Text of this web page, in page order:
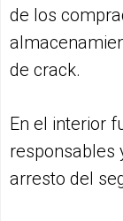
de los
de crack.
En el interior
responsables
arresto del